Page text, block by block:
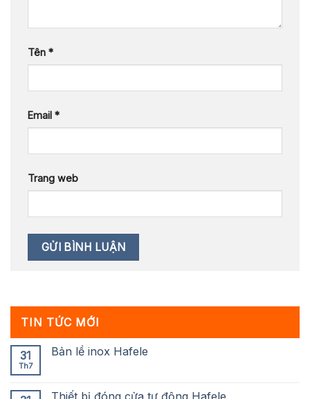
Tên *
Email *
Trang web
TIN TỨC MỚI
31
Th7
Bản lề inox Hafele
Thiết bị đóng cửa tự động Hafele